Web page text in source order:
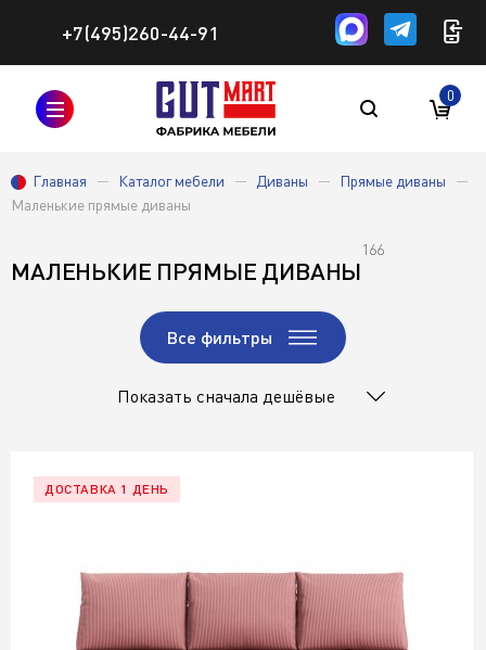
+7(495)260-44-91
0
Главная Каталог мебели Диваны
Прямые диваны
Маленькие прямые диваны
МАЛЕНЬКИЕ ПРЯМЫЕ ДИВАНЫ
166
Все фильтры
Показать сначала дешёвые
ДОСТАВКА 1 ДЕНЬ